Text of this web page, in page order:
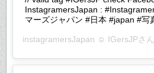
InstagramersJapan :
マーズジャパン #日本 #japan #写
instagramersJapan ☺︎ IGersJPさん